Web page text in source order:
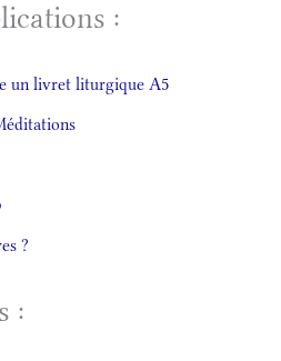
:
un livret liturgique A5
?
: